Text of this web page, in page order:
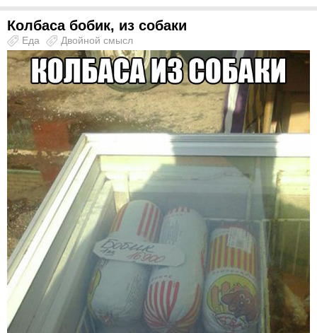
Колбаса бобик, из собаки
Еда Двойной смысл